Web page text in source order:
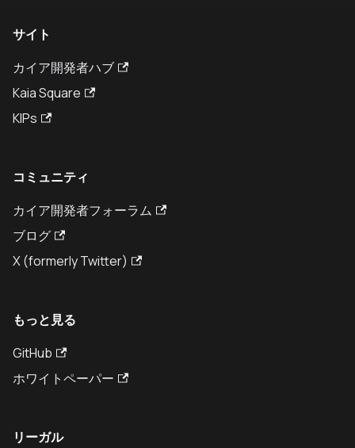
サイト
カイア開発者ハブ
Kaia Square
KIPs
コミュニティ
カイア開発者フォーラム
ブログ
X (formerly Twitter)
もっと見る
GitHub
ホワイトペーパー
リーガル